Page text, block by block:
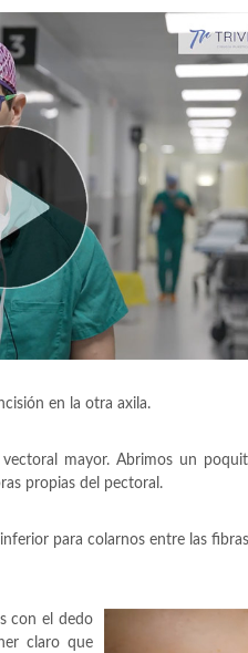
en la otra axila.
mayor. Abrimos un
propias del pectoral.
para colarnos entre las
con el dedo
claro que